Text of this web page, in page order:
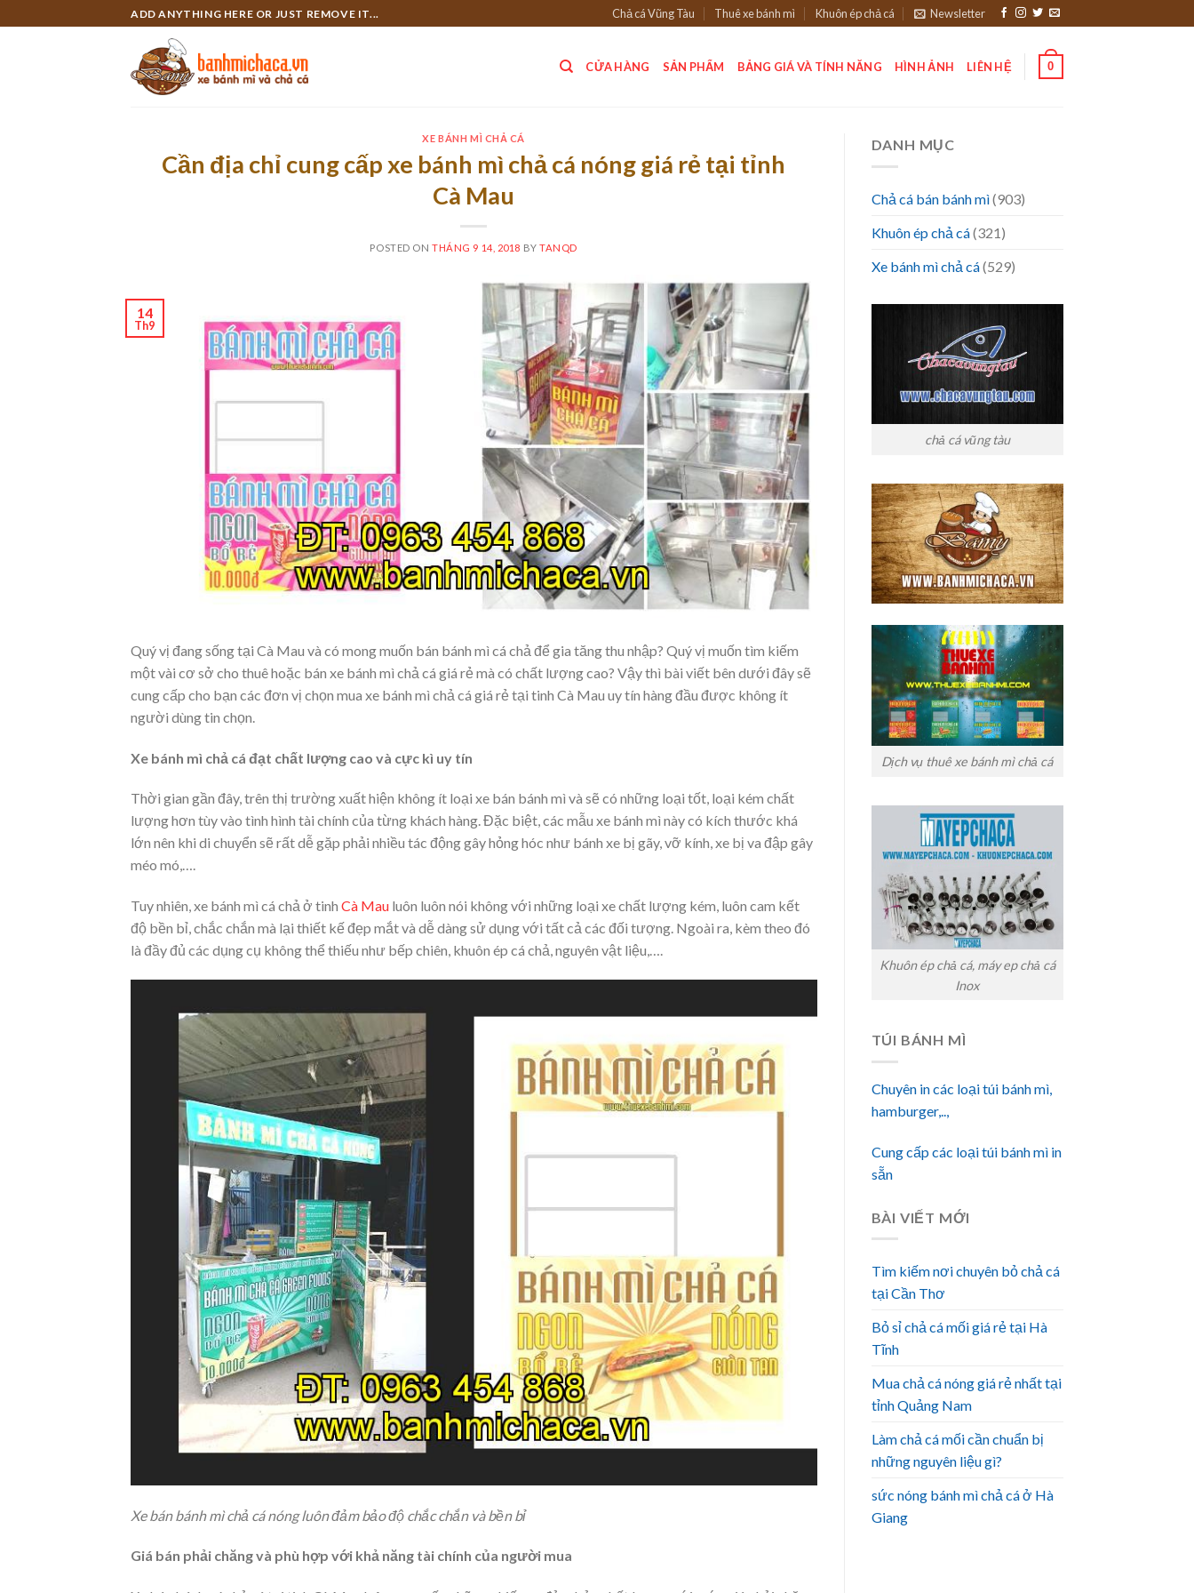
to
ADD ANYTHING HERE OR JUST REMOVE IT... Chả cá Vũng Tàu Thuê xe bánh mì Khuôn ép chả cá Newsletter
CỬA HÀNG SẢN PHẨM BẢNG GIÁ VÀ TÍNH NĂNG HÌNH ẢNH LIÊN HỆ 0
XE BÁNH MÌ CHẢ CÁ
Cần địa chỉ cung cấp xe bánh mì chả cá nóng giá rẻ tại tỉnh
Cà Mau
POSTED ONTHÁNG 9 14, 2018 BYTANQD
14
Th9
Quý vị đang sống tại Cà Mau và có mong muốn bán bánh mì cá chả để gia tăng thu nhập? Quý vị muốn tìm kiếm
một vài cơ sở cho thuê hoặc bán xe bánh mì chả cá giá rẻ mà có chất lượng cao? Vậy thì bài viết bên dưới đây sẽ
cung cấp cho bạn các đơn vị chọn mua xe bánh mì chả cá giá rẻ tại tinh Cà Mau uy tín hàng đầu được không ít
người dùng tin chọn.
Xe bánh mì chả cá đạt chất lượng cao và cực kì uy tín
Thời gian gần đây, trên thị trường xuất hiện không ít loại xe bán bánh mì và sẽ có những loại tốt, loại kém chất
lượng hơn tùy vào tình hình tài chính của từng khách hàng. Đặc biệt, các mẫu xe bánh mì này có kích thước khá
lớn nên khi di chuyển sẽ rất dễ gặp phải nhiều tác động gây hỏng hóc như bánh xe bị gãy, vỡ kính, xe bị va đập gây
méo mó,….
Tuy nhiên, xe bánh mì cá chả ở tinh Cà Mau luôn luôn nói không với những loại xe chất lượng kém, luôn cam kết
độ bền bỉ, chắc chắn mà lại thiết kế đẹp mắt và dễ dàng sử dụng với tất cả các đối tượng. Ngoài ra, kèm theo đó
là đầy đủ các dụng cụ không thể thiếu như bếp chiên, khuôn ép cá chả, nguyên vật liệu,….
Xe bán bánh mì chả cá nóng luôn đảm bảo độ chắc chắn và bền bỉ
Giá bán phải chăng và phù hợp với khả năng tài chính của người mua
DANH MỤC
Chả cá bán bánh mì(903)
Khuôn ép chả cá(321)
Xe bánh mì chả cá(529)
chả cá vũng tàu
Dịch vụ thuê xe bánh mì chả cá
Khuôn ép chả cá, máy ep chả cá
Inox
TÚI BÁNH MÌ
Chuyên in các loại túi bánh mì,
hamburger,..,
Cung cấp các loại túi bánh mì in
sẵn
BÀI VIẾT MỚI
Tìm kiếm nơi chuyên bỏ chả cá
tại Cần Thơ
Bỏ sỉ chả cá mối giá rẻ tại Hà
Tĩnh
Mua chả cá nóng giá rẻ nhất tại
tỉnh Quảng Nam
Làm chả cá mối cần chuẩn bị
những nguyên liệu gì?
sức nóng bánh mì chả cá ở Hà
Giang